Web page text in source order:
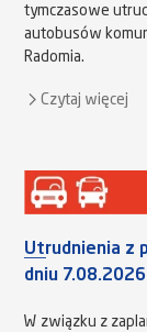
tymczasowe
autobusów
Radomia.
Czytaj więcej
Utrudnienia z
dniu 7.08.2026
W związku z